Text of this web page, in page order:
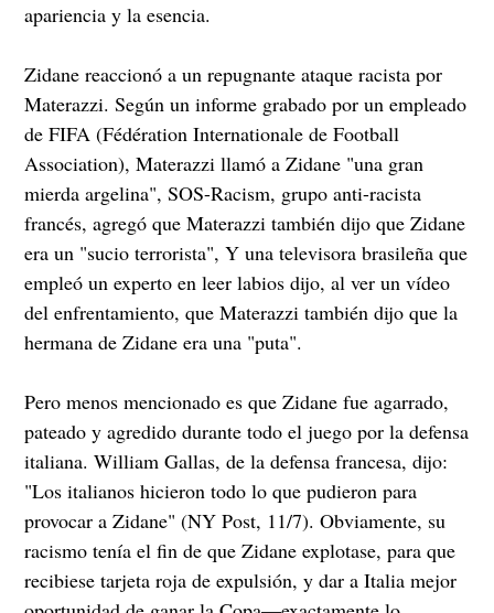
apariencia y la esencia.
Zidane reaccionó a un repugnante ataque racista por
Materazzi. Según un informe grabado por un empleado
de FIFA (Fédération Internationale de Football
Association), Materazzi llamó a Zidane "una gran
mierda argelina", SOS-Racism, grupo anti-racista
francés, agregó que Materazzi también dijo que Zidane
era un "sucio terrorista", Y una televisora brasileña que
empleó un experto en leer labios dijo, al ver un vídeo
del enfrentamiento, que Materazzi también dijo que la
hermana de Zidane era una "puta".
Pero menos mencionado es que Zidane fue agarrado,
pateado y agredido durante todo el juego por la defensa
italiana. William Gallas, de la defensa francesa, dijo:
"Los italianos hicieron todo lo que pudieron para
provocar a Zidane" (NY Post, 11/7). Obviamente, su
racismo tenía el fin de que Zidane explotase, para que
recibiese tarjeta roja de expulsión, y dar a Italia mejor